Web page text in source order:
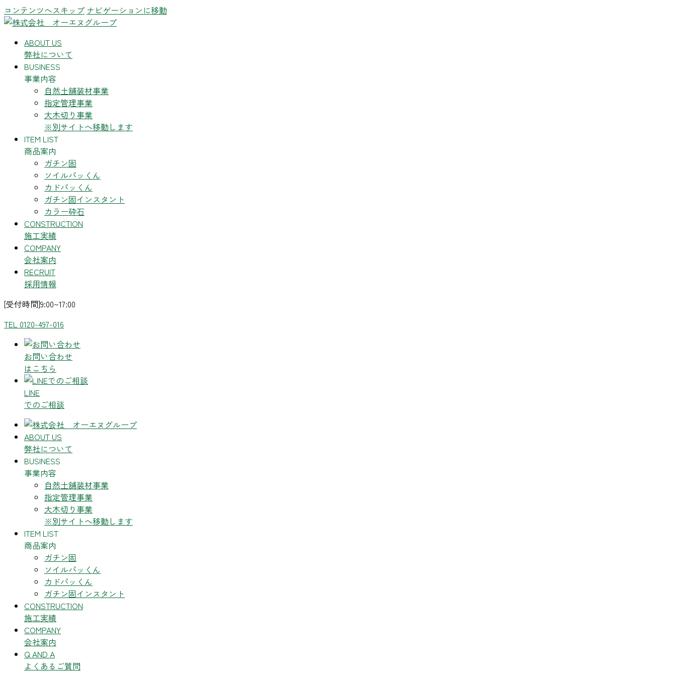
コンテンツへスキップ ナビゲーションに移動
ABOUT US
弊社について
BUSINESS
事業内容
自然土舗装材事業
指定管理事業
大木切り事業
※別サイトへ移動します
ITEM LIST
商品案内
ガチン固
ソイルパッくん
カドパッくん
ガチン固インスタント
カラー砕石
CONSTRUCTION
施工実績
COMPANY
会社案内
RECRUIT
採用情報
[受付時間]9:00~17:00
TEL 0120-497-016
お問い合わせ
はこちら
LINE
でのご相談
ABOUT US
弊社について
BUSINESS
事業内容
自然土舗装材事業
指定管理事業
大木切り事業
※別サイトへ移動します
ITEM LIST
商品案内
ガチン固
ソイルパッくん
カドパッくん
ガチン固インスタント
CONSTRUCTION
施工実績
COMPANY
会社案内
Q AND A
よくあるご質問